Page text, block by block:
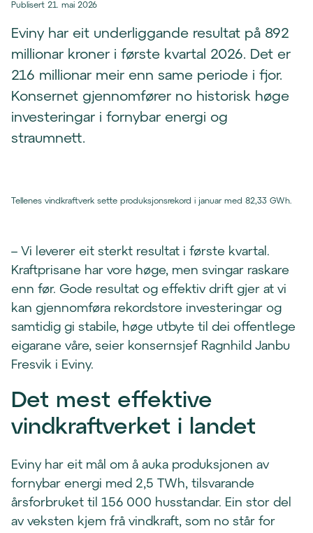
Publisert 21. mai 2026
Eviny har eit underliggande resultat på 892
millionar kroner i første kvartal 2026. Det er
216 millionar meir enn same periode i fjor.
Konsernet gjennomfører no historisk høge
investeringar i fornybar energi og
straumnett.
Tellenes vindkraftverk sette produksjonsrekord i januar med 82,33 GWh.
– Vi leverer eit sterkt resultat i første kvartal.
Kraftprisane har vore høge, men svingar raskare
enn før. Gode resultat og effektiv drift gjer at vi
kan gjennomføra rekordstore investeringar og
samtidig gi stabile, høge utbyte til dei offentlege
eigarane våre, seier konsernsjef Ragnhild Janbu
Fresvik i Eviny.
Det mest effektive
vindkraftverket i landet
Eviny har eit mål om å auka produksjonen av
fornybar energi med 2,5 TWh, tilsvarande
årsforbruket til 156 000 husstandar. Ein stor del
av veksten kjem frå vindkraft, som no står for